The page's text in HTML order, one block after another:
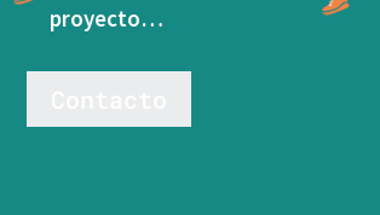
proyecto…